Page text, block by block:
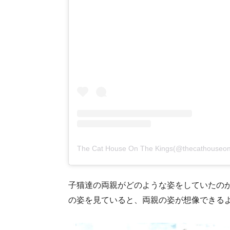
The Cat House On The
子猫達の両親がどのような姿をしていたの
の姿を見ていると、両親の姿が想像できる